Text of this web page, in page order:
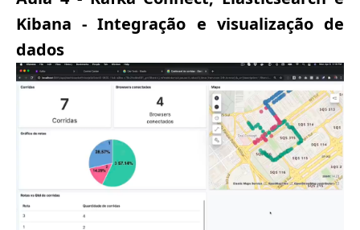
Kibana - Integração e visualização de
dados